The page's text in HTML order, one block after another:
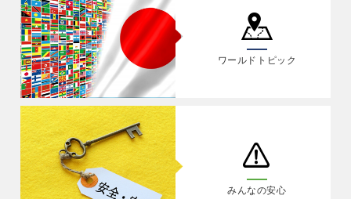
ワールドトピック
みんなの安心